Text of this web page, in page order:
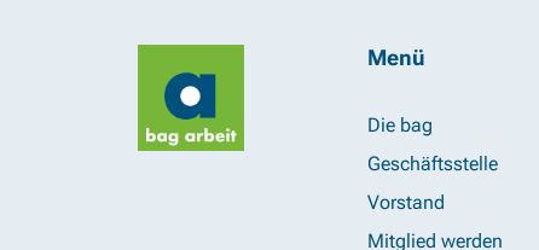
Menü
Die bag
Geschäftsstelle
Vorstand
Mitglied werden